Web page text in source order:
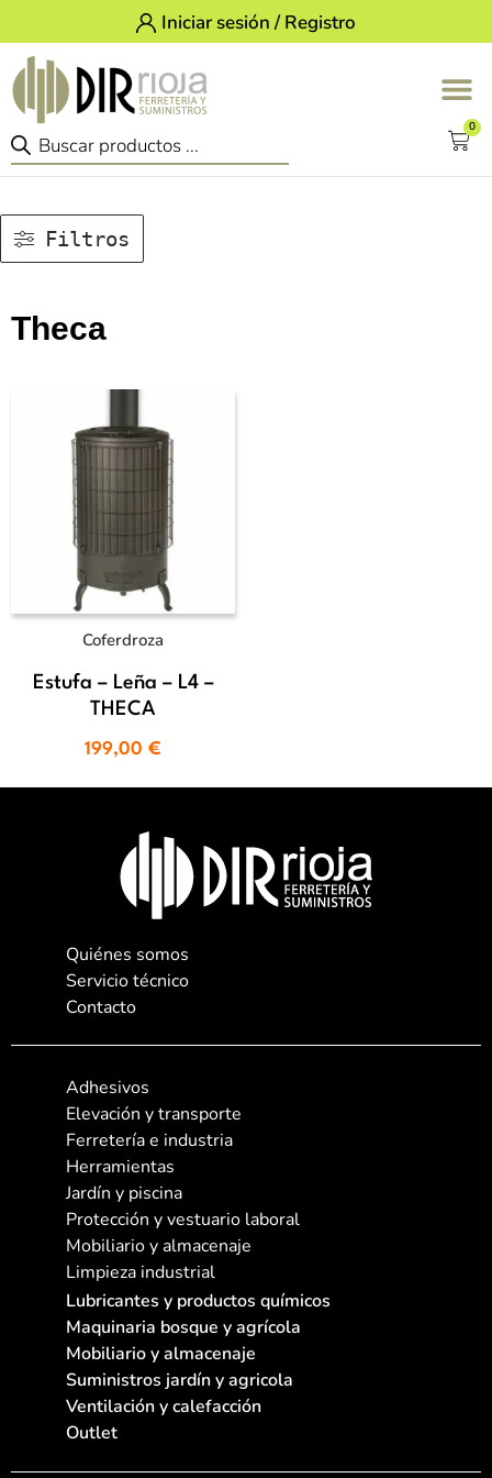
Iniciar sesión / Registro
0
Filtros
Theca
Coferdroza
Estufa – Leña – L4 –
THECA
199,00 €
Quiénes somos
Servicio técnico
Contacto
Adhesivos
Elevación y transporte
Ferretería e industria
Herramientas
Jardín y piscina
Protección y vestuario laboral
Mobiliario y almacenaje
Limpieza industrial
Lubricantes y productos químicos
Maquinaria bosque y agrícola
Mobiliario y almacenaje
Suministros jardín y agricola
Ventilación y calefacción
Outlet